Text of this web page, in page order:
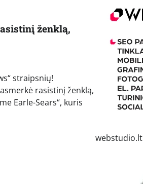
ženklą,
straipsnių!
rasistinį ženklą,
Earle-Sears“, kuris
webstudio.lt